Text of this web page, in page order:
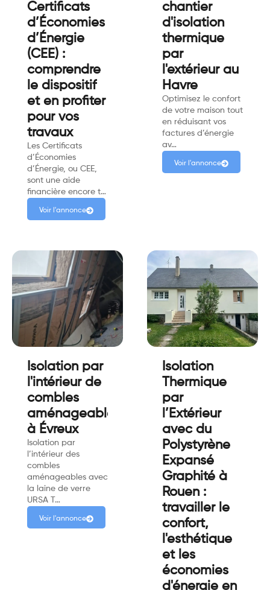
Certificats
d’Économies
d’Énergie
(CEE) :
comprendre
le dispositif
et en profiter
pour vos
travaux
Les Certificats
d’Économies
d’Énergie, ou CEE,
sont une aide
financière encore t…
Voir l'annonce
chantier
d'isolation
thermique
par
l'extérieur au
Havre
Optimisez le confort
de votre maison tout
en réduisant vos
factures d’énergie
av…
Voir l'annonce
Isolation par
l'intérieur de
combles
aménageables
à Évreux
Isolation par
l’intérieur des
combles
aménageables avec
la laine de verre
URSA T…
Voir l'annonce
Isolation
Thermique
par
l’Extérieur
avec du
Polystyrène
Expansé
Graphité à
Rouen :
travailler le
confort,
l'esthétique
et les
économies
d'énergie en